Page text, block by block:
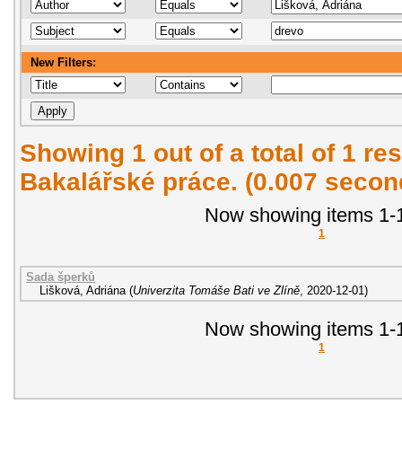
New Filters:
Showing 1 out of a total of 1
Bakalářské práce. (0.007
Now showing items 1-
1
Sada šperků
Lišková, Adriána (Univerzita Tomáše Bati ve Zlíně, 2020-12-01)
Now showing items 1-
1